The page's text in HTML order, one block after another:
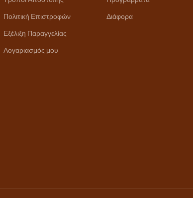
Πολιτική Επιστροφών
Εξέλιξη Παραγγελίας
Λογαριασμός μου
Διάφορα